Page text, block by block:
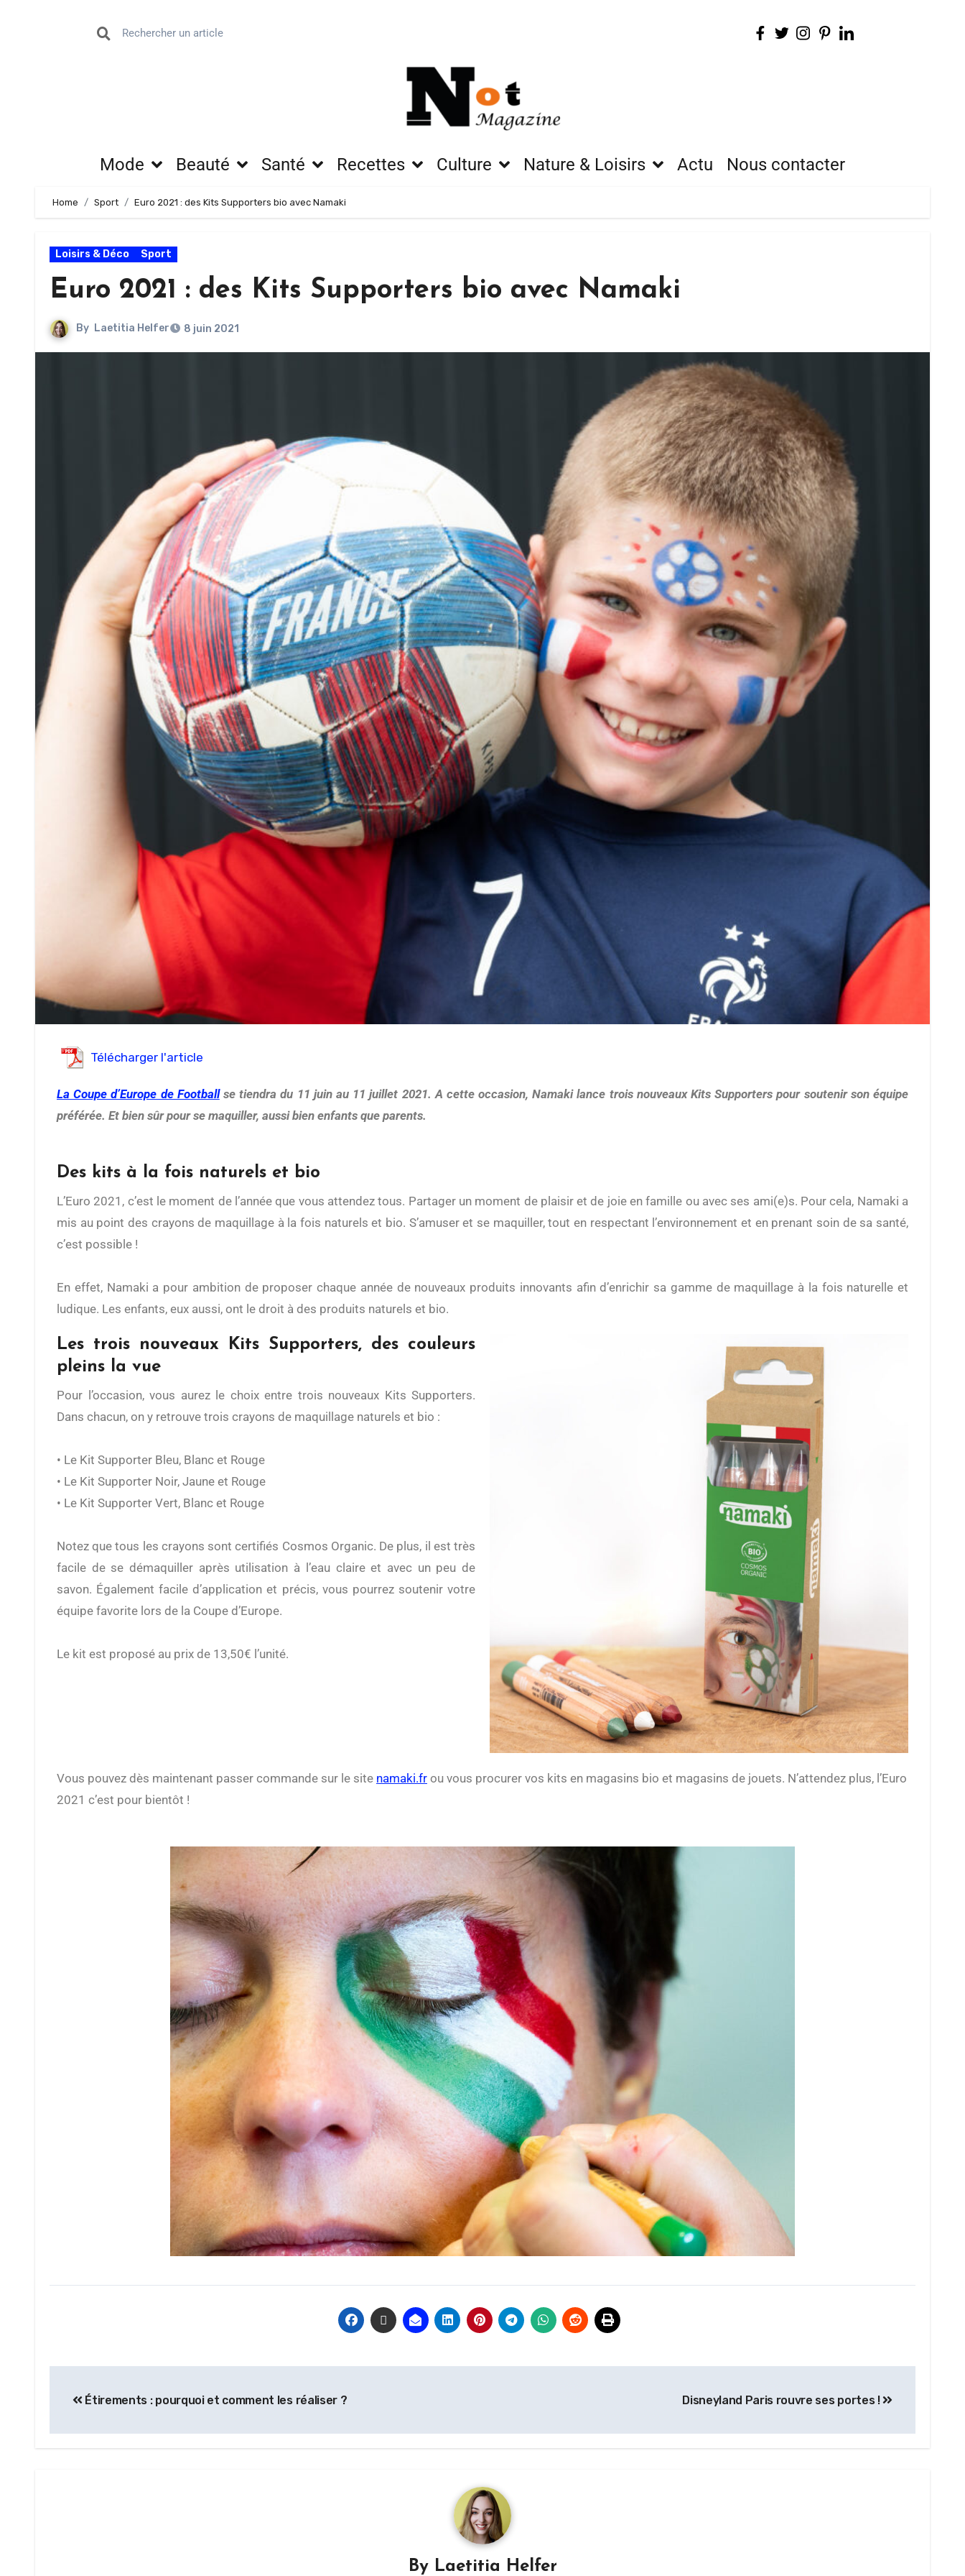
Mode Beauté Santé Recettes Culture Nature & Loisirs Actu Nous contacter
Home Sport Euro 2021 : des Kits Supporters bio avec Namaki
Loisirs & Déco Sport
Euro 2021 : des Kits Supporters bio avec Namaki
By Laetitia Helfer 8 juin 2021
Télécharger l'article
La Coupe d’Europe de Footballse tiendra du 11 juin au 11 juillet 2021. A cette occasion, Namaki lance trois nouveaux Kits Supporters pour soutenir son équipe
préférée. Et bien sûr pour se maquiller, aussi bien enfants que parents.
Des kits à la fois naturels et bio
L’Euro 2021, c’est le moment de l’année que vous attendez tous. Partager un moment de plaisir et de joie en famille ou avec ses ami(e)s. Pour cela, Namaki a
mis au point des crayons de maquillage à la fois naturels et bio. S’amuser et se maquiller, tout en respectant l’environnement et en prenant soin de sa santé,
c’est possible !
En effet, Namaki a pour ambition de proposer chaque année de nouveaux produits innovants afin d’enrichir sa gamme de maquillage à la fois naturelle et
ludique. Les enfants, eux aussi, ont le droit à des produits naturels et bio.
Les trois nouveaux Kits Supporters, des couleurs
pleins la vue
Pour l’occasion, vous aurez le choix entre trois nouveaux Kits Supporters.
Dans chacun, on y retrouve trois crayons de maquillage naturels et bio :
• Le Kit Supporter Bleu, Blanc et Rouge
• Le Kit Supporter Noir, Jaune et Rouge
• Le Kit Supporter Vert, Blanc et Rouge
Notez que tous les crayons sont certifiés Cosmos Organic. De plus, il est très
facile de se démaquiller après utilisation à l’eau claire et avec un peu de
savon. Également facile d’application et précis, vous pourrez soutenir votre
équipe favorite lors de la Coupe d’Europe.
Le kit est proposé au prix de 13,50€ l’unité.
Vous pouvez dès maintenant passer commande sur le site namaki.fr ou vous procurer vos kits en magasins bio et magasins de jouets. N’attendez plus, l’Euro
2021 c’est pour bientôt !
Étirements : pourquoi et comment les réaliser ? Disneyland Paris rouvre ses portes !
By Laetitia Helfer